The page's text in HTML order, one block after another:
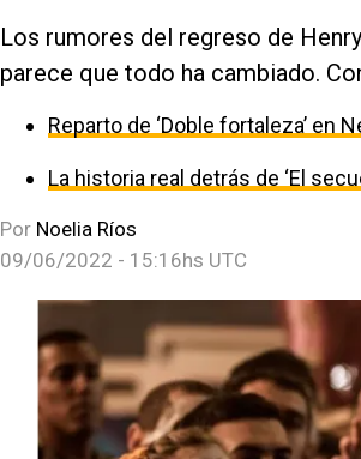
Los rumores del regreso de
parece que todo ha cambiado.
Reparto de ‘Doble fortaleza’ en
La historia real detrás de ‘El
Por Noelia Ríos
09/06/2022 - 15:16hs UTC